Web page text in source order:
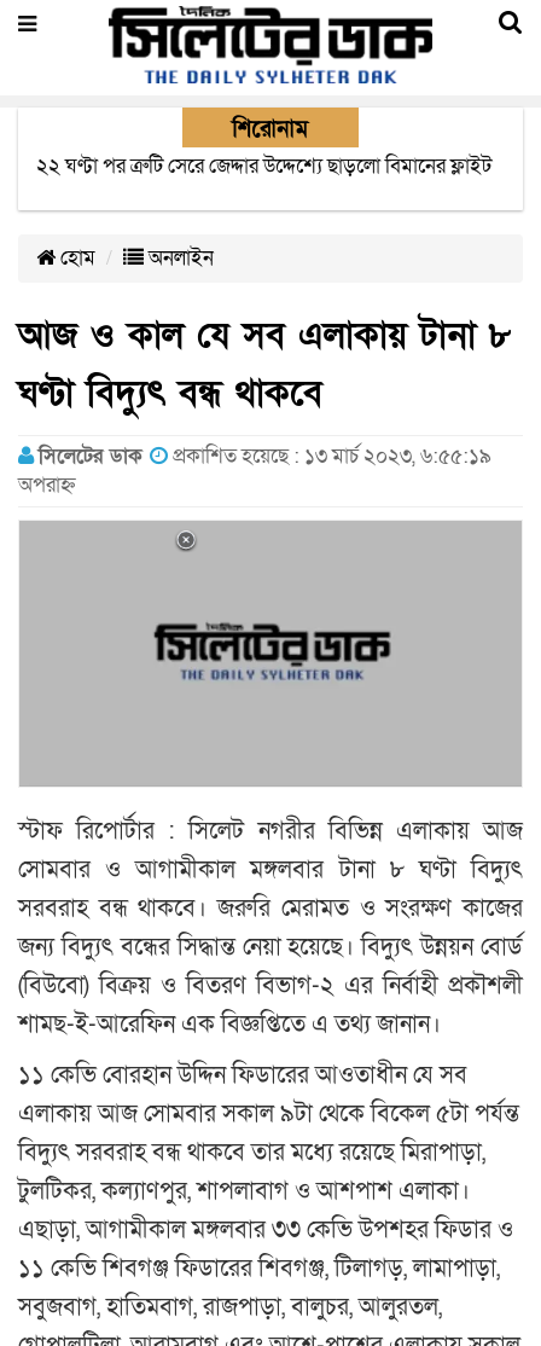
শিরোনাম
বাংলাদেশে এসে মার্কিন দূতের ভারতের হাই কমিশনারের সাথে
হোম অনলাইন
আজ ও কাল যে সব এলাকায় টানা ৮
ঘণ্টা বিদ্যুৎ বন্ধ থাকবে
সিলেটের ডাক
প্রকাশিত হয়েছে : ১৩ মার্চ ২০২৩, ৬:৫৫:১৯
অপরাহ্ন
স্টাফ রিপোর্টার : সিলেট নগরীর বিভিন্ন এলাকায় আজ
সোমবার ও আগামীকাল মঙ্গলবার টানা ৮ ঘণ্টা বিদ্যুৎ
সরবরাহ বন্ধ থাকবে। জরুরি মেরামত ও সংরক্ষণ কাজের
জন্য বিদ্যুৎ বন্ধের সিদ্ধান্ত নেয়া হয়েছে। বিদ্যুৎ উন্নয়ন বোর্ড
(বিউবো) বিক্রয় ও বিতরণ বিভাগ-২ এর নির্বাহী প্রকৗশলী
শামছ-ই-আরেফিন এক বিজ্ঞপ্তিতে এ তথ্য জানান।
১১ কেভি বোরহান উদ্দিন ফিডারের আওতাধীন যে সব
এলাকায় আজ সোমবার সকাল ৯টা থেকে বিকেল ৫টা পর্যন্ত
বিদ্যুৎ সরবরাহ বন্ধ থাকবে তার মধ্যে রয়েছে মিরাপাড়া,
টুলটিকর, কল্যাণপুর, শাপলাবাগ ও আশপাশ এলাকা।
এছাড়া, আগামীকাল মঙ্গলবার ৩৩ কেভি উপশহর ফিডার ও
১১ কেভি শিবগঞ্জ ফিডারের শিবগঞ্জ, টিলাগড়, লামাপাড়া,
সবুজবাগ, হাতিমবাগ, রাজপাড়া, বালুচর, আলুরতল,